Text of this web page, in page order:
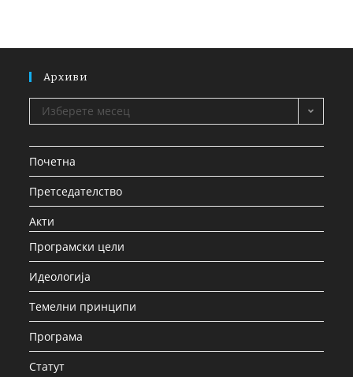
Архиви
Изберете месец
Почетна
Претседателство
Акти
Програмски цели
Идеологија
Темелни принципи
Програма
Статут